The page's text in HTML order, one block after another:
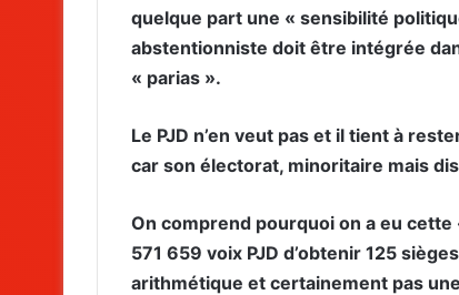
quelque part une « sensibilité
abstentionniste doit être intégrée
« parias ».
Le PJD n’en veut pas et il tient à
car son électorat, minoritaire mais
On comprend pourquoi on a eu
571 659 voix PJD d’obtenir 125
arithmétique et certainement pas